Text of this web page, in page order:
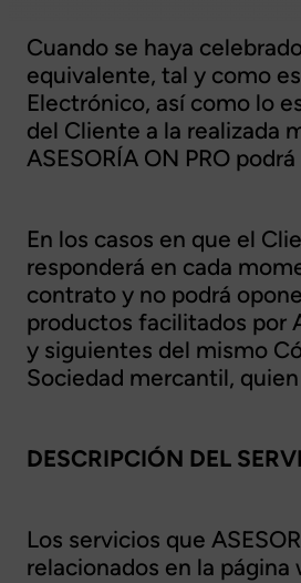
Cuando se haya
equivalente, tal y como
Electrónico, así como lo
del Cliente a la realizada
ASESORÍA ON PRO
En los casos en que el
responderá en cada
contrato y no podrá
productos facilitados por
y siguientes del mismo
Sociedad mercantil,
DESCRIPCIÓN DEL
Los servicios que
relacionados en la página